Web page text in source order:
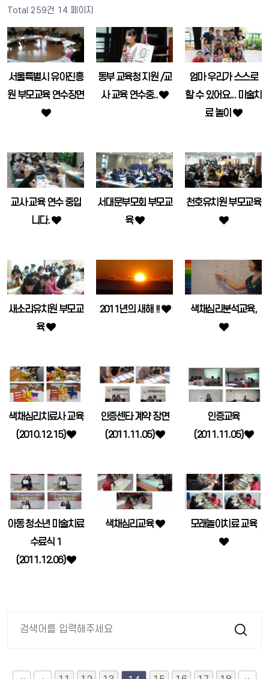
Total 259건 14 페이지
서울특별시 유아진흥
원 부모교육 연수장면
동부 교육청 지원 /교
사 교육 연수중..
엄마 우리가 스스로
할 수 있어요... 미술치
료 놀이
교사 교육 연수 중입
니다.
서대문부모회 부모교
육
천호유치원 부모교육
새소리유치원 부모교
육
2011년의 새해 !! 색채심리분석교육,
색채심리치료사 교육
(2010.12.15)
인증센타 계약 장면
(2011.11.05)
인증교육
(2011.11.05)
아동 청소년 미술치료
수료식 1
(2011.12.06)
색채심리교육 모래놀이치료 교육